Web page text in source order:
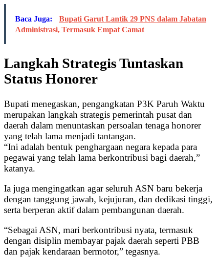
Baca Juga:
Bupati Garut Lantik 29 PNS dalam Jabatan
Administrasi, Termasuk Empat Camat
Langkah Strategis Tuntaskan
Status Honorer
Bupati menegaskan, pengangkatan P3K Paruh Waktu
merupakan langkah strategis pemerintah pusat dan
daerah dalam menuntaskan persoalan tenaga honorer
yang telah lama menjadi tantangan.
“Ini adalah bentuk penghargaan negara kepada para
pegawai yang telah lama berkontribusi bagi daerah,”
katanya.
Ia juga mengingatkan agar seluruh ASN baru bekerja
dengan tanggung jawab, kejujuran, dan dedikasi tinggi,
serta berperan aktif dalam pembangunan daerah.
“Sebagai ASN, mari berkontribusi nyata, termasuk
dengan disiplin membayar pajak daerah seperti PBB
dan pajak kendaraan bermotor,” tegasnya.